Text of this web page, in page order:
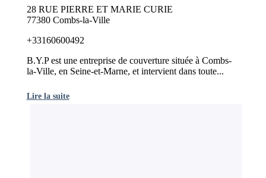
28 RUE PIERRE ET MARIE CURIE
77380 Combs-la-Ville
+33160600492
B.Y.P est une entreprise de couverture située à Combs-
la-Ville, en Seine-et-Marne, et intervient dans toute...
Lire la suite